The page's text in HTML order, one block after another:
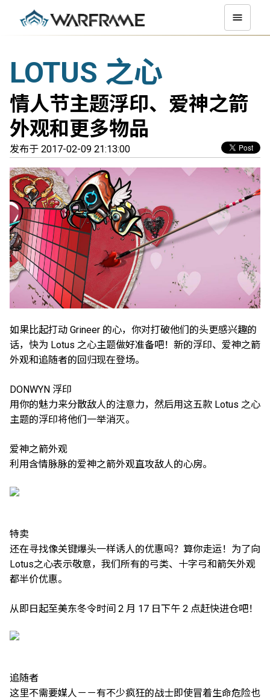
LOTUS 之心
情人节主题浮印、爱神之箭
外观和更多物品
发布于 2017-02-09 21:13:00
如果比起打动 Grineer 的心，你对打破他们的头更感兴趣的
话，快为 Lotus 之心主题做好准备吧！新的浮印、爱神之箭
外观和追随者的回归现在登场。
DONWYN 浮印
用你的魅力来分散敌人的注意力，然后用这五款 Lotus 之心
主题的浮印将他们一举消灭。
爱神之箭外观
利用含情脉脉的爱神之箭外观直攻敌人的心房。
特卖
还在寻找像关键爆头一样诱人的优惠吗？算你走运！为了向
Lotus之心表示敬意，我们所有的弓类、十字弓和箭矢外观
都半价优惠。
从即日起至美东冬令时间 2 月 17 日下午 2 点赶快进仓吧！
追随者
这里不需要媒人－－有不少疯狂的战士即使冒着生命危险也